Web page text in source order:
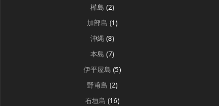
樺島 (2)
加部島 (1)
沖縄 (8)
本島 (7)
伊平屋島 (5)
野甫島 (2)
石垣島 (16)